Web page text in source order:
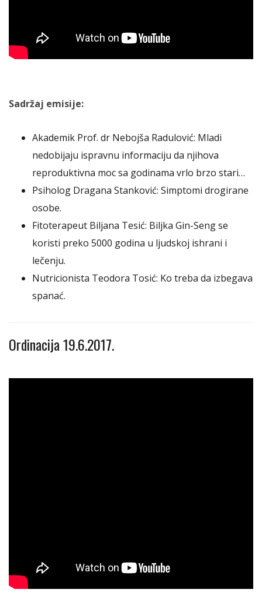
Sadržaj emisije:
Akademik Prof. dr Nebojša Radulović: Mladi
nedobijaju ispravnu informaciju da njihova
reproduktivna moc sa godinama vrlo brzo stari…
Psiholog Dragana Stanković: Simptomi drogirane
osobe.
Fitoterapeut Biljana Tesić: Biljka Gin-Seng se
koristi preko 5000 godina u ljudskoj ishrani i
lečenju.
Nutricionista Teodora Tosić: Ko treba da izbegava
spanać.
Ordinacija 19.6.2017.